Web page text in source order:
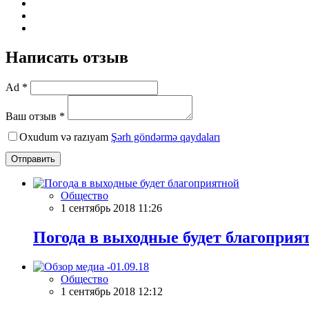
Написать отзыв
Ad *
Ваш отзыв *
Oxudum və razıyam Şərh göndərmə qaydaları
Отправить
Общество
1 сентябрь 2018 11:26
Погода в выходные будет
Общество
1 сентябрь 2018 12:12